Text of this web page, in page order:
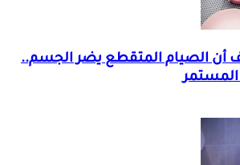
أن الصيام المتقطع يضر الجسم..